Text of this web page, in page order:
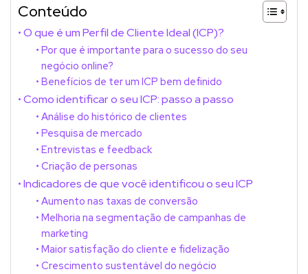
Conteúdo
O que é um Perfil de Cliente Ideal (ICP)?
Por que é importante para o sucesso do seu
negócio online?
Benefícios de ter um ICP bem definido
Como identificar o seu ICP: passo a passo
Análise do histórico de clientes
Pesquisa de mercado
Entrevistas e feedback
Criação de personas
Indicadores de que você identificou o seu ICP
Aumento nas taxas de conversão
Melhoria na segmentação de campanhas de
marketing
Maior satisfação do cliente e fidelização
Crescimento sustentável do negócio